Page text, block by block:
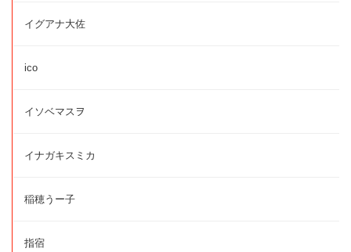
イグアナ大佐
ico
イソベマスヲ
イナガキスミカ
稲穂うー子
指宿